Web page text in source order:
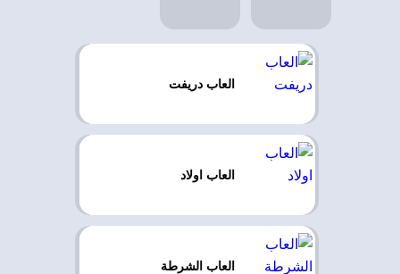
العاب دريفت
العاب اولاد
العاب الشرطة